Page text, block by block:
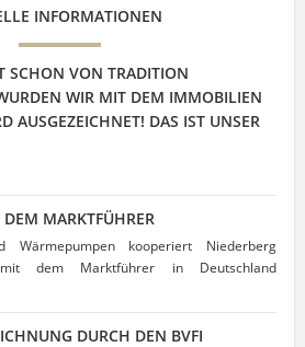
INFORMATIONEN
SCHON VON TRADITION
WIR MIT DEM IMMOBILIEN
AUSGEZEICHNET! DAS IST UNSER
MARKTFÜHRER
Wärmepumpen kooperiert Niederberg
dem Marktführer in Deutschland
DURCH DEN BVFI